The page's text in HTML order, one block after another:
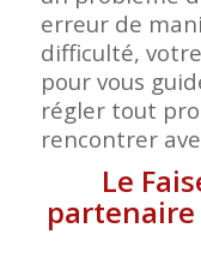
erreur de
difficulté,
pour vous
régler tout
rencontrer
Le